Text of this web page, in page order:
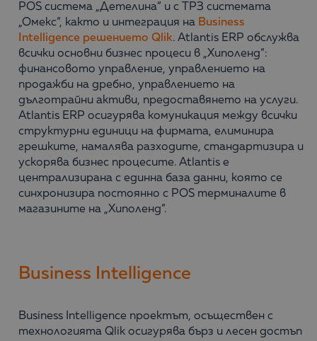
POS система „Детелина“ и с ТРЗ системата
„Омекс“, както и интеграция на Business
Intelligence решението Qlik. Atlantis ERP обслужва
всички основни бизнес процеси в „Хиполенд“:
финансовото управление, управлението на
продажби на дребно, управлението на
дълготрайни активи, предоставянето на услуги.
Atlantis ERP осигурява комуникация между всички
структурни единици на фирмата, елиминира
грешките, намалява разходите, стандартизира и
ускорява бизнес процесите. Atlantis е
централизирана с единна база данни, която се
синхронизира постоянно с POS терминалите в
магазините на „Хиполенд“.
Business Intelligence
Business Intelligence проектът, осъществен с
технологията Qlik осигурява бърз и лесен достъп